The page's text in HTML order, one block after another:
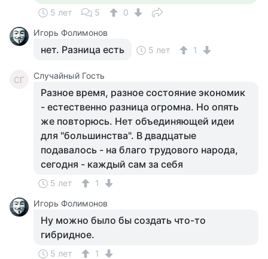
5 лет 5
0
Игорь Фолимонов
нет. Разница есть 5 лет 1
СГ Случайный Гость
Разное время, разное состояние экономик
- естественно разница огромна. Но опять
же повторюсь. Нет объединяющей идеи
для "большинства". В двадцатые
подавалось - на благо трудового народа,
сегодня - каждый сам за себя
5 лет
1
Игорь Фолимонов
Ну можно было бы создать что-то
гибридное.
5 лет 1